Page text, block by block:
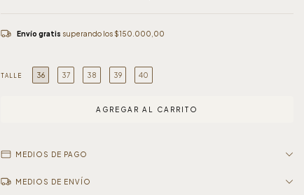
Envío gratis superando los $150.000,00
TALLE 36 37 38 39 40
MEDIOS DE PAGO
MEDIOS DE ENVÍO